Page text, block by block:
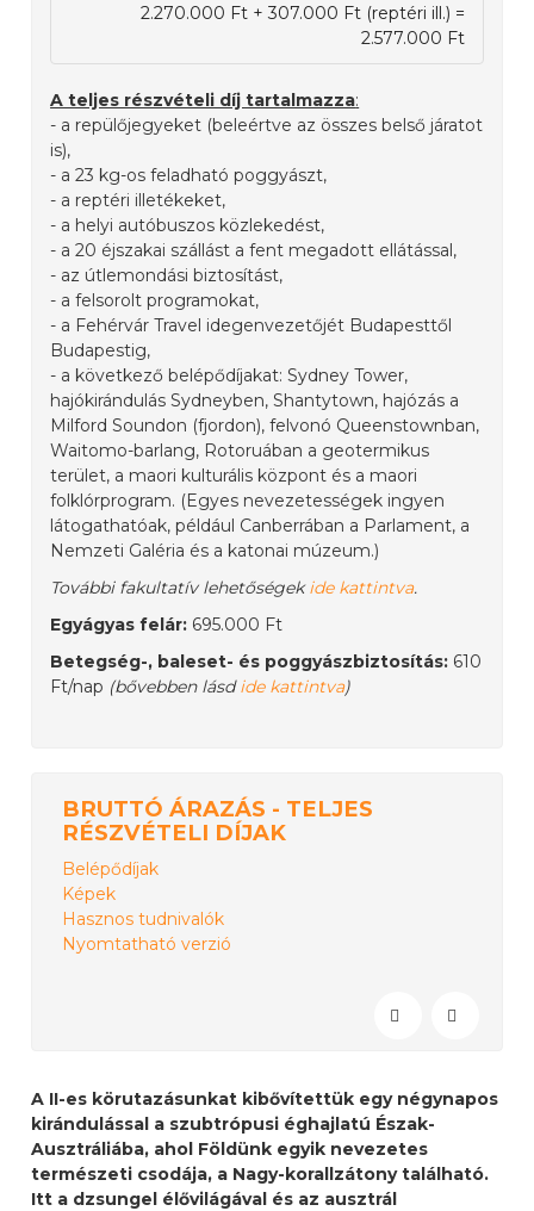
2.270.000 Ft + 307.000 Ft (reptéri ill.) =
2.577.000 Ft
A teljes részvételi díj tartalmazza:
- a repülőjegyeket (beleértve az összes belső járatot
is),
- a 23 kg-os feladható poggyászt,
- a reptéri illetékeket,
- a helyi autóbuszos közlekedést,
- a 20 éjszakai szállást a fent megadott ellátással,
- az útlemondási biztosítást,
- a felsorolt programokat,
- a Fehérvár Travel idegenvezetőjét Budapesttől
Budapestig,
- a következő belépődíjakat: Sydney Tower,
hajókirándulás Sydneyben, Shantytown, hajózás a
Milford Soundon (fjordon), felvonó Queenstownban,
Waitomo-barlang, Rotoruában a geotermikus
terület, a maori kulturális központ és a maori
folklórprogram. (Egyes nevezetességek ingyen
látogathatóak, például Canberrában a Parlament, a
Nemzeti Galéria és a katonai múzeum.)
További fakultatív lehetőségekide kattintva.
Egyágyas felár: 695.000 Ft
Betegség-, baleset- és poggyászbiztosítás: 610
Ft/nap (bővebben lásdide kattintva)
BRUTTÓ ÁRAZÁS - TELJES
RÉSZVÉTELI DÍJAK
Belépődíjak
Képek
Hasznos tudnivalók
Nyomtatható verzió
A II-es körutazásunkat kibővítettük egy négynapos
kirándulással a szubtrópusi éghajlatú Észak-
Ausztráliába, ahol Földünk egyik nevezetes
természeti csodája, a Nagy-korallzátony található.
Itt a dzsungel élővilágával és az ausztrál